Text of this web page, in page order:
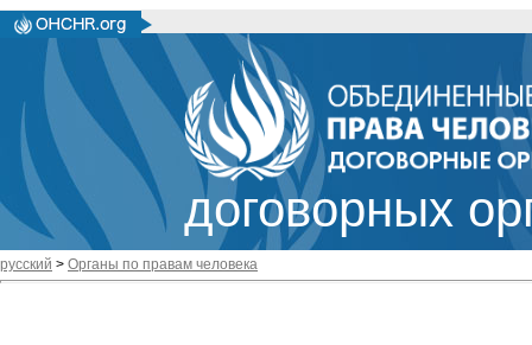
договорных
русский > Органы по правам человека